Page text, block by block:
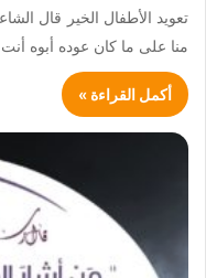
تعويد الأطفال الخير قال
منا على ما كان عوده أبوه
أكمل القراءة »